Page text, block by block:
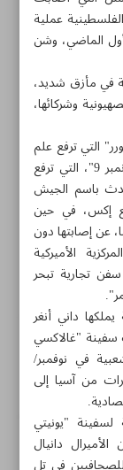
إيران مع
عملية
الماضي، وشن
في مأزق شديد،
وشركائها،
التي ترفع علم
جزر البهاماس بصاروخ بحري، وسفينة الشحن "نمبر 9"، التي ترفع
باسم الجيش
إكس، في حين
بنما، عن إصابتها دون
الأميركية
مشيرة إلى "وقوع 4 هجمات على 3 سفن تجارية تبحر
داني أنغر
سفينة "غالاكسي
في نوفمبر/
من آسيا إلى
"يونيتي
دانيال
في تل